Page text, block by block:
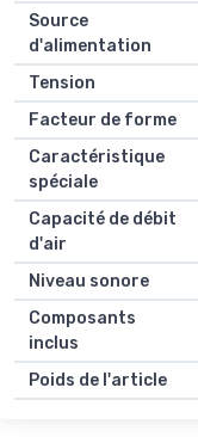
Source
d'alimentation
Tension
Facteur de forme
Caractéristique
spéciale
Capacité de débit
d'air
Niveau sonore
Composants
inclus
Poids de l'article